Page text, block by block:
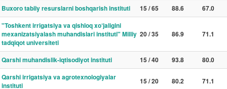
Buxoro tabiiy resurslarni boshqarish instituti 15 / 65 88.6
67.0
"Toshkent irrigatsiya va qishloq xo‘jaligini
mexanizatsiyalash muhandislari instituti" Milliy
tadqiqot universiteti
20 / 35 86.9 71.1
Qarshi muhandislik-iqtisodiyot instituti 15 / 40 93.8
80.0
Qarshi irrigatsiya va agrotexnologiyalar
instituti
15 / 20 80.2 71.1